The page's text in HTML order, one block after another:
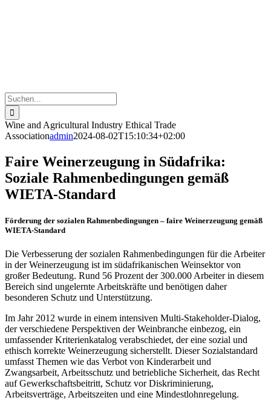
Suche
nach:
Wine and Agricultural Industry Ethical Trade
Associationadmin2024-08-02T15:10:34+02:00
Faire Weinerzeugung in Südafrika:
Soziale Rahmenbedingungen gemäß
WIETA-Standard
Förderung der sozialen Rahmenbedingungen – faire Weinerzeugung gemäß
WIETA-Standard
Die Verbesserung der sozialen Rahmenbedingungen für die Arbeiter
in der Weinerzeugung ist im südafrikanischen Weinsektor von
großer Bedeutung. Rund 56 Prozent der 300.000 Arbeiter in diesem
Bereich sind ungelernte Arbeitskräfte und benötigen daher
besonderen Schutz und Unterstützung.
Im Jahr 2012 wurde in einem intensiven Multi-Stakeholder-Dialog,
der verschiedene Perspektiven der Weinbranche einbezog, ein
umfassender Kriterienkatalog verabschiedet, der eine sozial und
ethisch korrekte Weinerzeugung sicherstellt. Dieser Sozialstandard
umfasst Themen wie das Verbot von Kinderarbeit und
Zwangsarbeit, Arbeitsschutz und betriebliche Sicherheit, das Recht
auf Gewerkschaftsbeitritt, Schutz vor Diskriminierung,
Arbeitsverträge, Arbeitszeiten und eine Mindestlohnregelung.